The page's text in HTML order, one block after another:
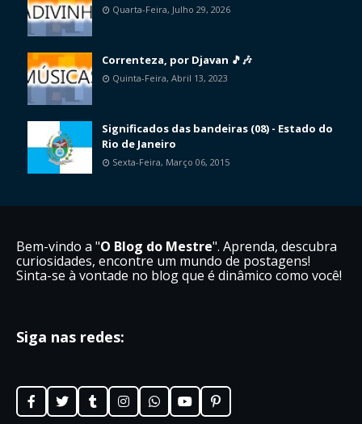
Quarta-Feira, Julho 29, 2026
Correnteza, por Djavan 🎵🎶
Quinta-Feira, Abril 13, 2023
Significados das bandeiras (08) - Estado do
Rio de Janeiro
Sexta-Feira, Março 06, 2015
Bem-vindo a "O Blog do Mestre". Aprenda, descubra
curiosidades, encontre um mundo de postagens!
Sinta-se à vontade no blog que é dinâmico como você!
Siga nas redes: